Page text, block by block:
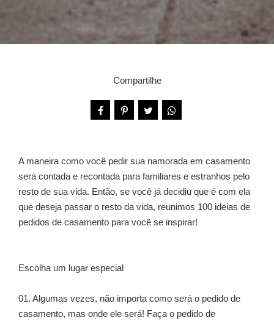
Compartilhe
A maneira como você pedir sua namorada em casamento
será contada e recontada para familiares e estranhos pelo
resto de sua vida. Então, se você já decidiu que é com ela
que deseja passar o resto da vida, reunimos 100 ideias de
pedidos de casamento para você se inspirar!
Escolha um lugar especial
01. Algumas vezes, não importa como será o pedido de
casamento, mas onde ele será! Faça o pedido de